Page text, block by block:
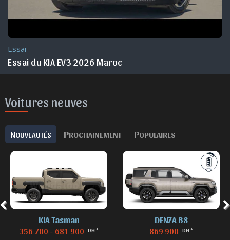
Essai
Essai du KIA EV3 2026 Maroc
Voitures neuves
NOUVEAUTÉS PROCHAINEMENT POPULAIRES
KIA Tasman
356 700 - 681 900 DH *
DENZA B8
869 900 DH *